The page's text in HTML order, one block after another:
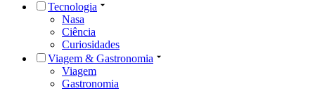
Tecnologia
Nasa
Ciência
Curiosidades
Viagem & Gastronomia
Viagem
Gastronomia